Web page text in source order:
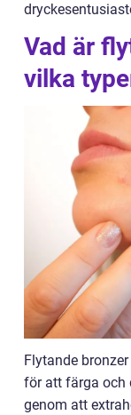
Vad är
vilka
Flytande
för att färga och
genom att